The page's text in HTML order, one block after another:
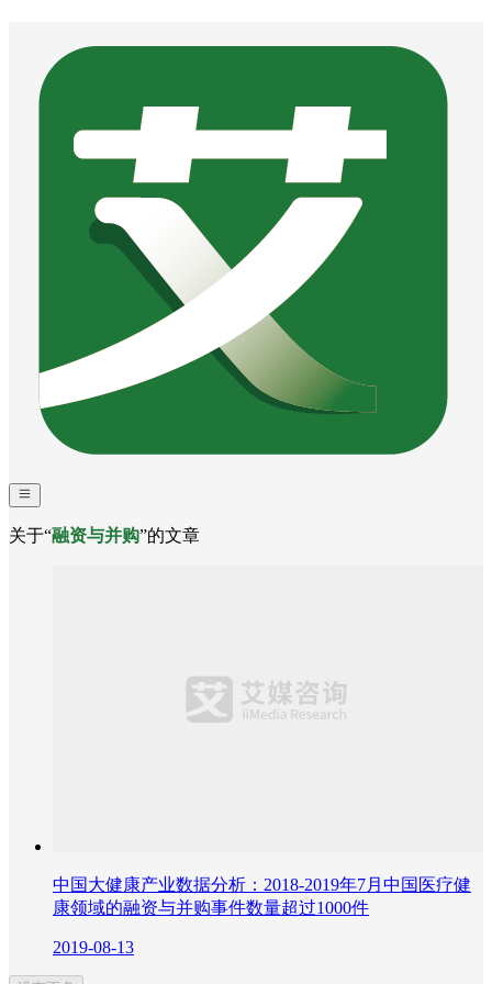
关于“融资与并购”的文章
中国大健康产业数据分析：2018-2019年7月中国医疗健
康领域的融资与并购事件数量超过1000件
2019-08-13